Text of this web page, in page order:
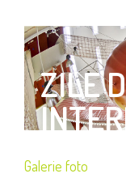
ZILE
Galerie foto